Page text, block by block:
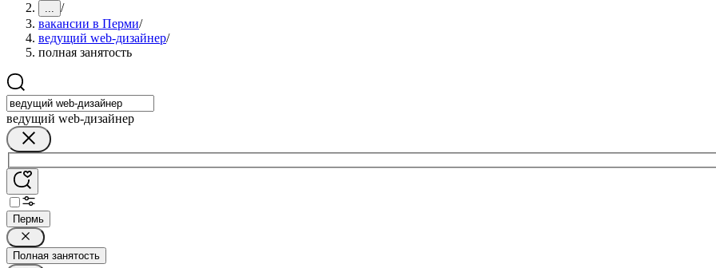
... /
вакансии в Перми/
ведущий web-дизайнер/
полная занятость
ведущий web-дизайнер
Пермь
Полная занятость